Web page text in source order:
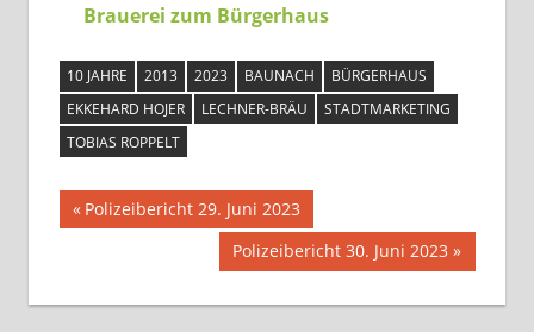
Brauerei zum Bürgerhaus
10 JAHRE 2013 2023 BAUNACH
BÜRGERHAUS
EKKEHARD HOJER
LECHNER-BRÄU
STADTMARKETING
TOBIAS ROPPELT
Beitragsnavigation
Vorheriger
Beitrag:
Polizeibericht 29. Juni 2023
Nächster
Beitrag:
Polizeibericht 30. Juni 2023